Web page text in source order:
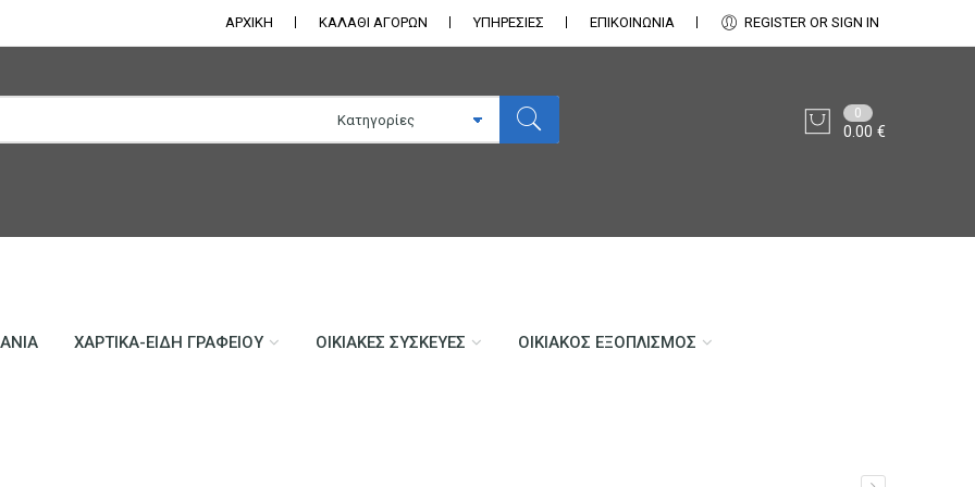
ΑΡΧΙΚΗ ΚΑΛΑΘΙ ΑΓΟΡΩΝ ΥΠΗΡΕΣΙΕΣ ΕΠΙΚΟΙΝΩΝΊΑ REGISTER OR SIGN IN
0
0.00€
ΧΑΡΤΙΚΆ-ΕΊΔΗ ΓΡΑΦΕΊΟΥ ΟΙΚΙΑΚΈΣ ΣΥΣΚΕΥΈΣ ΟΙΚΙΑΚΌΣ ΕΞΟΠΛΙΣΜΌΣ